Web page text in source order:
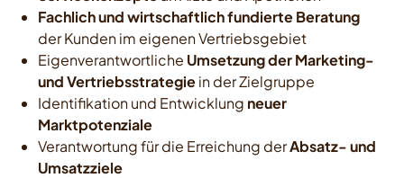
Fachlich und wirtschaftlich fundierte Beratung
der Kunden im eigenen Vertriebsgebiet
Eigenverantwortliche Umsetzung der Marketing-
und Vertriebsstrategiein der Zielgruppe
Identifikation und Entwicklung neuer
Marktpotenziale
Verantwortung für die Erreichung derAbsatz- und
Umsatzziele